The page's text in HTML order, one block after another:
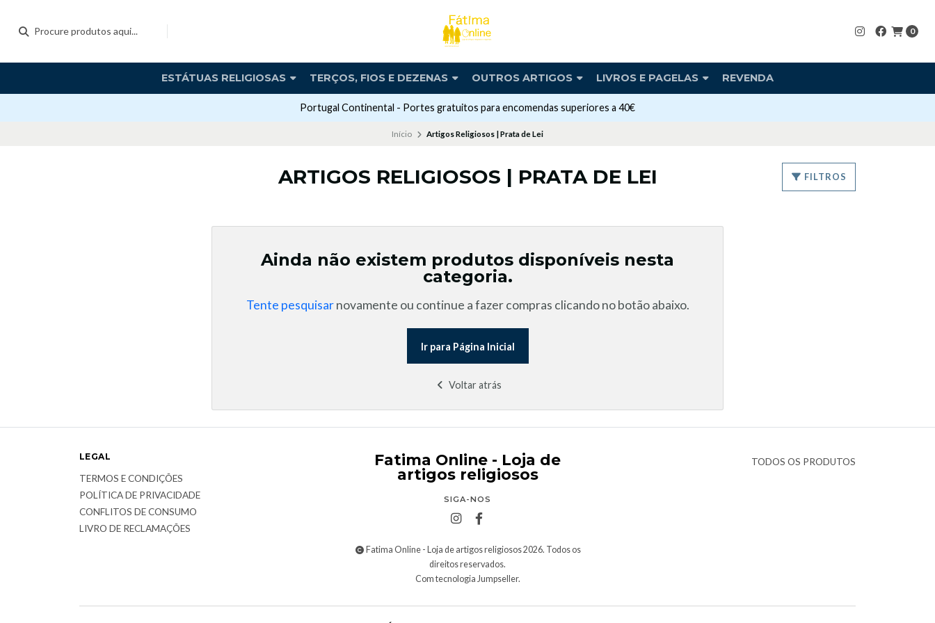
0
ESTÁTUAS RELIGIOSAS TERÇOS, FIOS E DEZENAS OUTROS ARTIGOS LIVROS E PAGELAS REVENDA
Portugal Continental - Portes gratuitos para encomendas superiores a 40€
Início Artigos Religiosos | Prata de Lei
ARTIGOS RELIGIOSOS | PRATA DE LEI FILTROS
Ainda não existem produtos disponíveis nesta
categoria.
Tente pesquisarnovamente ou continue a fazer compras clicando no botão abaixo.
Ir para Página Inicial
Voltar atrás
Fatima Online - Loja de
artigos religiosos
SIGA-NOS
Fatima Online - Loja de artigos religiosos 2026. Todos os
direitos reservados.
Com tecnologia Jumpseller.
LEGAL
TERMOS E CONDIÇÕES
POLÍTICA DE PRIVACIDADE
CONFLITOS DE CONSUMO
LIVRO DE RECLAMAÇÕES
TODOS OS PRODUTOS